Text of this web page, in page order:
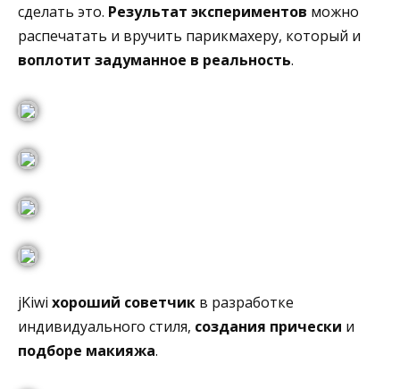
сделать это. Результат экспериментов можно
распечатать и вручить парикмахеру, который и
воплотит задуманное в реальность.
jKiwi хороший советчик в разработке
индивидуального стиля, создания прически и
подборе макияжа.